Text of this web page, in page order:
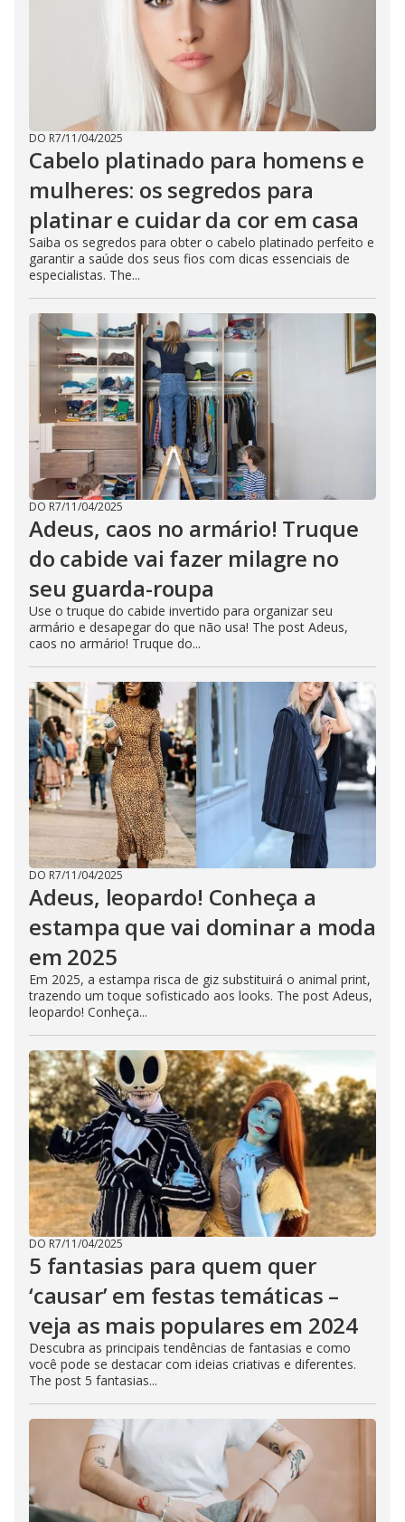
DO R7/11/04/2025
Cabelo platinado para homens e
mulheres: os segredos para
platinar e cuidar da cor em casa
Saiba os segredos para obter o cabelo platinado perfeito e
garantir a saúde dos seus fios com dicas essenciais de
especialistas. The...
DO R7/11/04/2025
Adeus, caos no armário! Truque
do cabide vai fazer milagre no
seu guarda-roupa
Use o truque do cabide invertido para organizar seu
armário e desapegar do que não usa! The post Adeus,
caos no armário! Truque do...
DO R7/11/04/2025
Adeus, leopardo! Conheça a
estampa que vai dominar a moda
em 2025
Em 2025, a estampa risca de giz substituirá o animal print,
trazendo um toque sofisticado aos looks. The post Adeus,
leopardo! Conheça...
DO R7/11/04/2025
5 fantasias para quem quer
‘causar’ em festas temáticas –
veja as mais populares em 2024
Descubra as principais tendências de fantasias e como
você pode se destacar com ideias criativas e diferentes.
The post 5 fantasias...